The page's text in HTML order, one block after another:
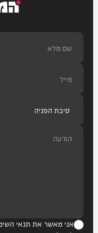
המחדש
אני מאשר את תנאי